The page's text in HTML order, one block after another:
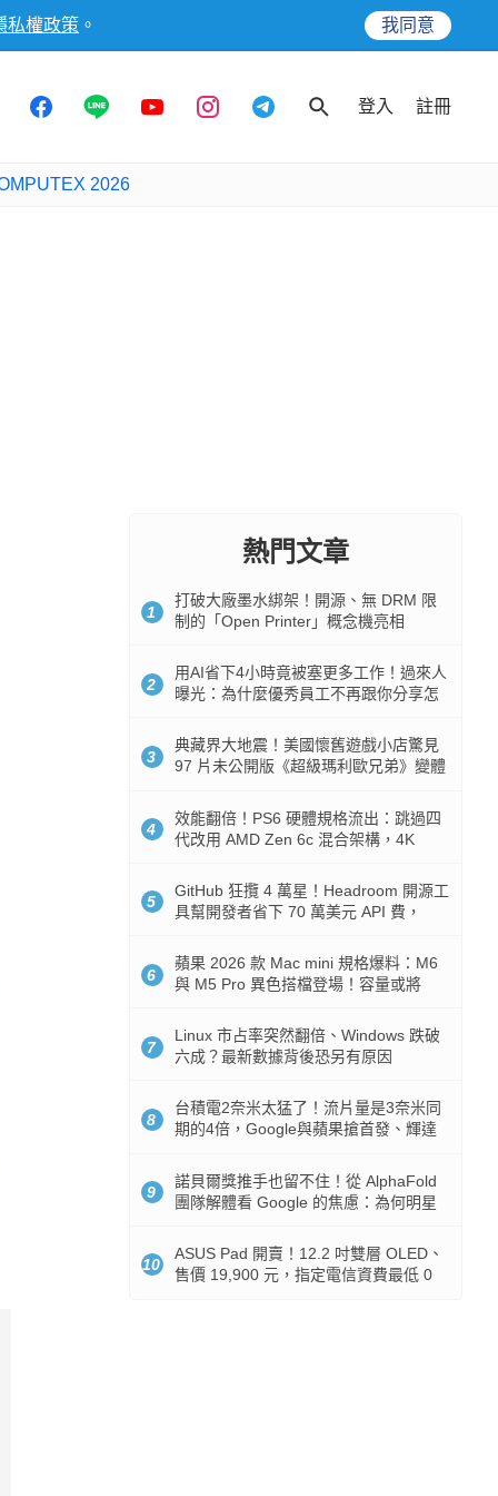
私權政策 。 我同意
登入 註冊
2026
熱門文章
1
打破大廠墨水綁架！開源、無 DRM 限
制的「Open Printer」概念機亮相
2
用AI省下4小時竟被塞更多工作！過來人
曝光：為什麼優秀員工不再跟你分享怎
3
典藏界大地震！美國懷舊遊戲小店驚見
97 片未公開版《超級瑪利歐兄弟》變體
4
效能翻倍！PS6 硬體規格流出：跳過四
代改用 AMD Zen 6c 混合架構，4K
5
GitHub 狂攬 4 萬星！Headroom 開源工
具幫開發者省下 70 萬美元 API 費，
6
蘋果 2026 款 Mac mini 規格爆料：M6
與 M5 Pro 異色搭檔登場！容量或將
7
Linux 市占率突然翻倍、Windows 跌破
六成？最新數據背後恐另有原因
8
台積電2奈米太猛了！流片量是3奈米同
期的4倍，Google與蘋果搶首發、輝達
9
諾貝爾獎推手也留不住！從 AlphaFold
團隊解體看 Google 的焦慮：為何明星
10
ASUS Pad 開賣！12.2 吋雙層 OLED、
售價 19,900 元，指定電信資費最低 0